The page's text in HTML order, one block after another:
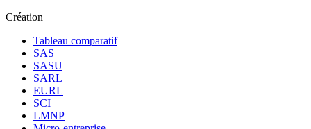
Création
Tableau comparatif
SAS
SASU
SARL
EURL
SCI
LMNP